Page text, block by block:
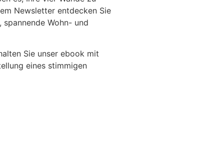
Newsletter entdecken Sie
spannende Wohn- und
Sie unser ebook mit
eines stimmigen